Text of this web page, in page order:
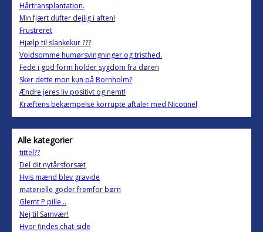
Hårtransplantation.
Min fjært dufter dejlig i aften!
Frustreret
Hjælp til slankekur ???
Voldsomme humørsvingninger og tristhed.
Fede i god form holder sygdom fra døren
Sker dette mon kun på Bornholm?
Ændre jeres liv positivt og nemt!
Kræftens bekæmpelse korrupte aftaler med Nicotinel
Alle kategorier
tittel??
Del dit nytårsforsæt
Hvis mænd blev gravide
materielle goder fremfor børn
Glemt P pille...
Nej til Samvær!
Hvor findes chat-side